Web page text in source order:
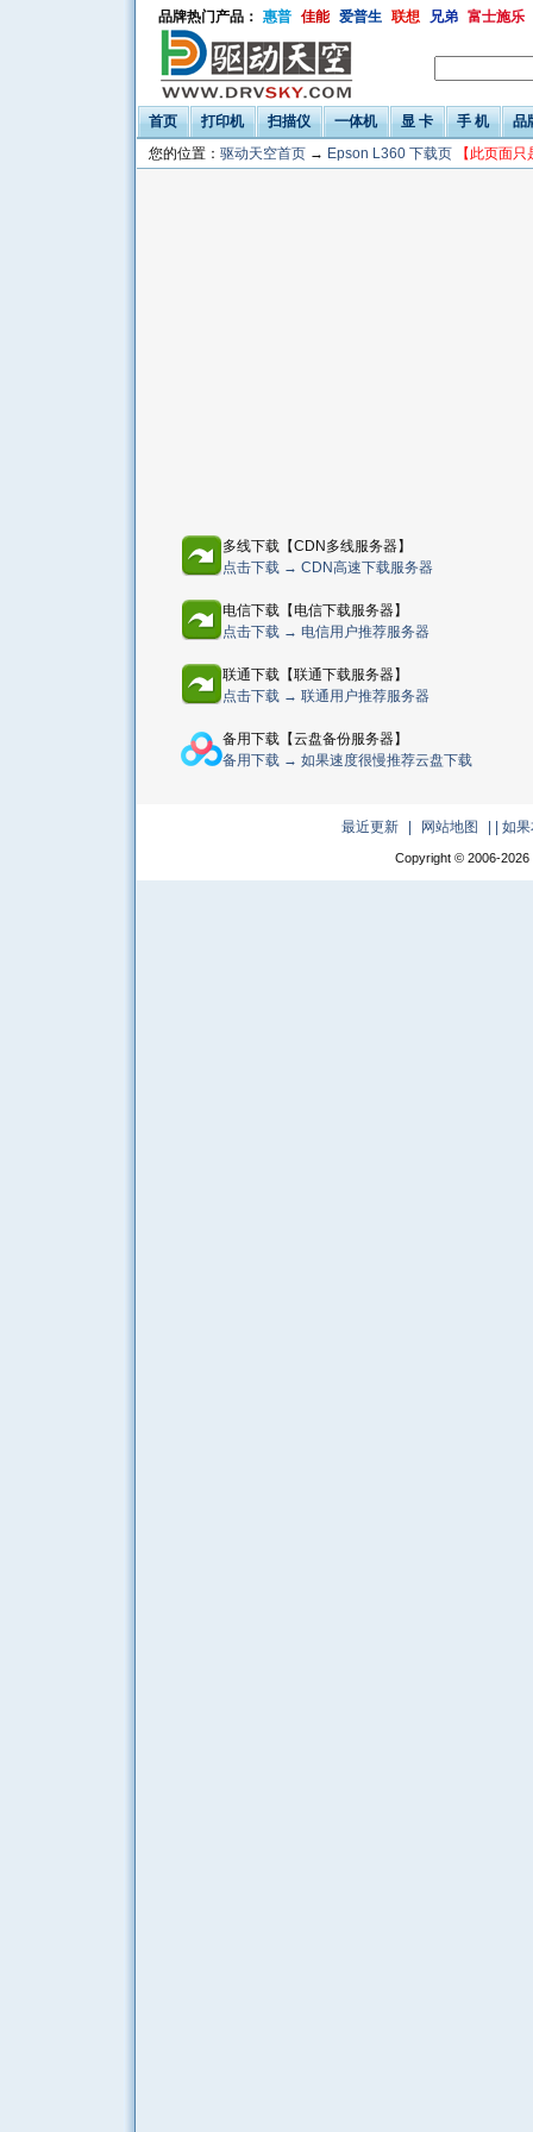
品牌热门产品： 惠普 佳能 爱普生 联想 兄弟 富士施乐
首页 打印机 扫描仪 一体机 显 卡 手 机
品
您的位置： 驱动天空首页 → Epson L360 下载页 【此页面
多线下载【CDN多线服务器】
点击下载 → CDN高速下载服务器
电信下载【电信下载服务器】
点击下载 → 电信用户推荐服务器
联通下载【联通下载服务器】
点击下载 → 联通用户推荐服务器
备用下载【云盘备份服务器】
备用下载 → 如果速度很慢推荐云盘下载
最近更新 网站地图 | 如
Copyright © 2006-2026